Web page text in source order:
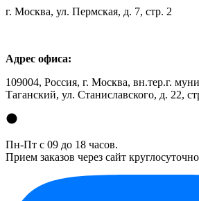
г. Москва, ул. Пермская, д. 7, стр. 2
Адрес офиса:
109004, Россия, г. Москва, вн.тер.г.
Таганский, ул. Станиславского, д. 22,
Пн-Пт с 09 до 18 часов.
Прием заказов через сайт